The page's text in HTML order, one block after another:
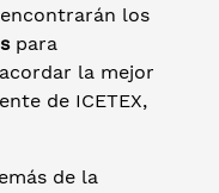
los
para
la mejor
de ICETEX,
de la